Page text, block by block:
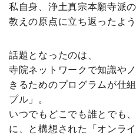
私自身、浄土真宗本願寺派
教えの原点に立ち返ったよ
話題となったのは、
寺院ネットワークで知識や
きるためのプログラムが仕
プル」。
いつでもどこでも誰とでも
に、と構想された「オンラ